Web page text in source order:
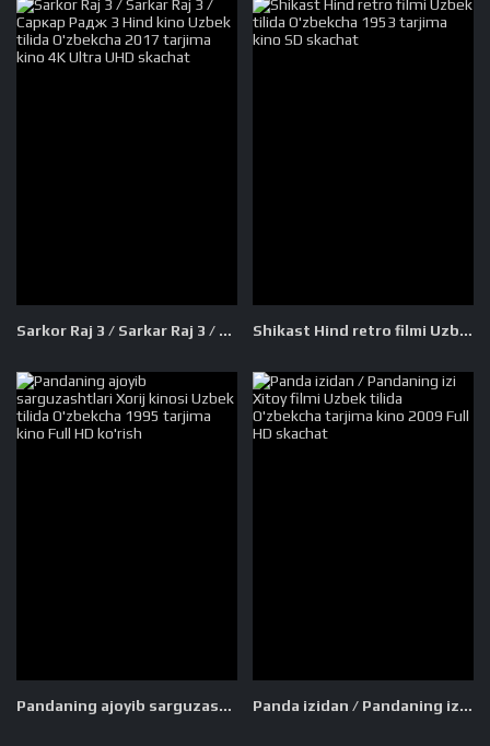
Sarkor Raj 3 / Sarkar Raj 3 / Саркар Радж 3 Hind kino Uzbek tilida O'zbekcha 2017 tarjima kino 4K Ultra UHD skachat Shikast Hind retro filmi Uzbek tilida O'zbekcha 1953 tarjima kino SD skachat
Pandaning ajoyib sarguzashtlari Xorij kinosi Uzbek tilida O'zbekcha 1995 tarjima kino Full HD ko'rish Panda izidan / Pandaning izi Xitoy filmi Uzbek tilida O'zbekcha tarjima kino 2009 Full HD skachat